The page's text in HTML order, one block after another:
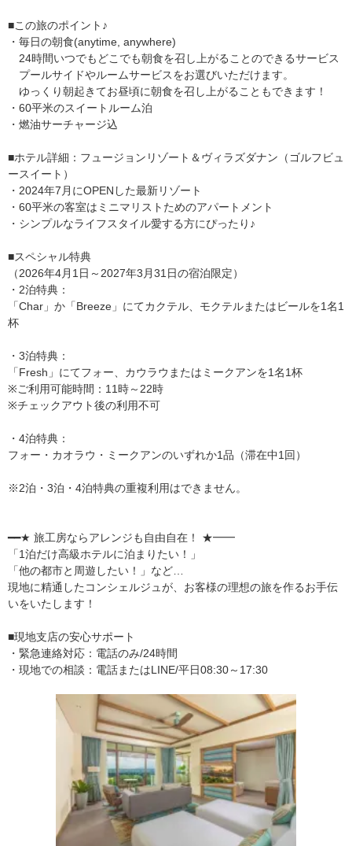
■この旅のポイント♪
・毎日の朝食(anytime, anywhere)
24時間いつでもどこでも朝食を召し上がることのできるサービス
プールサイドやルームサービスをお選びいただけます。
ゆっくり朝起きてお昼頃に朝食を召し上がることもできます！
・60平米のスイートルーム泊
・燃油サーチャージ込
■ホテル詳細：フュージョンリゾート＆ヴィラズダナン（ゴルフビュ
ースイート）
・2024年7月にOPENした最新リゾート
・60平米の客室はミニマリストためのアパートメント
・シンプルなライフスタイル愛する方にぴったり♪
■スペシャル特典
（2026年4月1日～2027年3月31日の宿泊限定）
・2泊特典：
「Char」か「Breeze」にてカクテル、モクテルまたはビールを1名1
杯
・3泊特典：
「Fresh」にてフォー、カウラウまたはミークアンを1名1杯
※ご利用可能時間：11時～22時
※チェックアウト後の利用不可
・4泊特典：
フォー・カオラウ・ミークアンのいずれか1品（滞在中1回）
※2泊・3泊・4泊特典の重複利用はできません。
━━★ 旅工房ならアレンジも自由自在！ ★━━
「1泊だけ高級ホテルに泊まりたい！」
「他の都市と周遊したい！」など…
現地に精通したコンシェルジュが、お客様の理想の旅を作るお手伝
いをいたします！
■現地支店の安心サポート
・緊急連絡対応：電話のみ/24時間
・現地での相談：電話またはLINE/平日08:30～17:30